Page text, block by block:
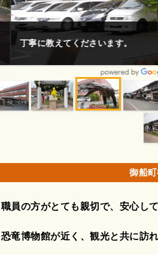
教えてくださいます。
画像は著
御船
職員の方がとても親切で、安心し
恐竜博物館が近く、観光と共に訪